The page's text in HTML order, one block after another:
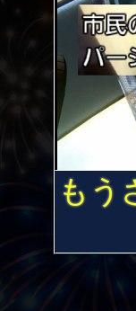
もう